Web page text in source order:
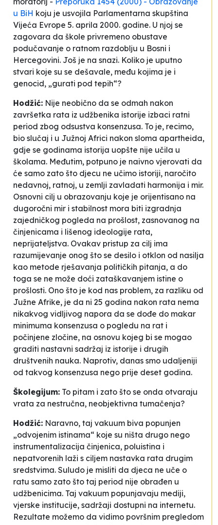
u BiH koju je usvojila Parlamentarna skupština
Vijeća Evrope 5. aprila 2000. godine. U njoj se
zagovara da škole privremeno obustave
podučavanje o ratnom razdoblju u Bosni i
Hercegovini. Još je na snazi. Koliko je uputno
stvari koje su se dešavale, među kojima je i
genocid, „gurati pod tepih“?
Hodžić: Nije neobično da se odmah nakon
završetka rata iz udžbenika istorije izbaci ratni
period zbog odsustva konsenzusa. To je, recimo,
bio slučaj i u Južnoj Africi nakon sloma apartheida,
gdje se godinama istorija uopšte nije učila u
školama. Međutim, potpuno je naivno vjerovati da
će samo zato što djecu ne učimo istoriji, naročito
nedavnoj, ratnoj, u zemlji zavladati harmonija i mir.
Osnovni cilj u obrazovanju koje je orijentisano na
dugoročni mir i stabilnost mora biti izgradnja
zajedničkog pogleda na prošlost, zasnovanog na
činjenicama i lišenog ideologije rata,
neprijateljstva. Ovakav pristup za cilj ima
razumijevanje onog što se desilo i otklon od nasilja
kao metode rješavanja političkih pitanja, a do
toga se ne može doći zataškavanjem istine o
prošlosti. Ono što je kod nas problem, za razliku od
Južne Afrike, je da ni 25 godina nakon rata nema
nikakvog vidljivog napora da se dođe do makar
minimuma konsenzusa o pogledu na rat i
počinjene zločine, na osnovu kojeg bi se mogao
graditi nastavni sadržaj iz istorije i drugih
društvenih nauka. Naprotiv, danas smo udaljeniji
od takvog konsenzusa nego prije deset godina.
Školegijum: To pitam i zato što se onda otvaraju
vrata za nestručna, neobjektivna tumačenja?
Hodžić: Naravno, taj vakuum biva popunjen
„odvojenim istinama“ koje su ništa drugo nego
instrumentalizacija činjenica, poluistina i
nepatvorenih laži s ciljem nastavka rata drugim
sredstvima. Suludo je misliti da djeca ne uče o
ratu samo zato što taj period nije obrađen u
udžbenicima. Taj vakuum popunjavaju mediji,
vjerske institucije, sadržaji dostupni na internetu.
Rezultate možemo da vidimo površnim pregledom